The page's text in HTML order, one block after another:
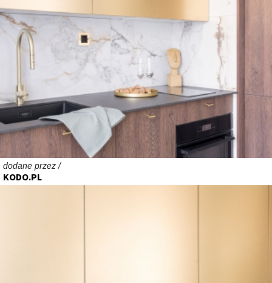
dodane przez /
KODO.PL